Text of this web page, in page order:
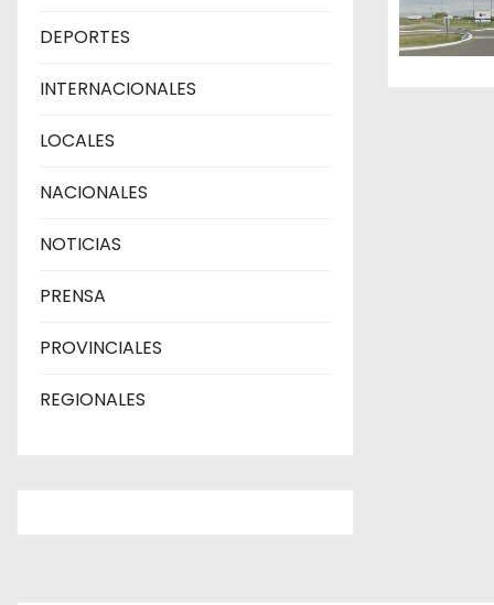
DEPORTES
INTERNACIONALES
LOCALES
NACIONALES
NOTICIAS
PRENSA
PROVINCIALES
REGIONALES
e
n